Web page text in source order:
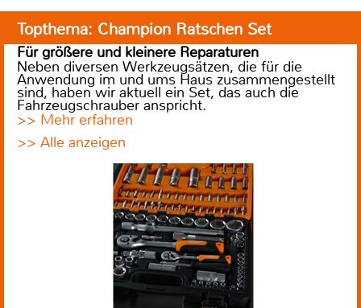
Topthema: Champion Ratschen Set
Für größere und kleinere Reparaturen
Neben diversen Werkzeugsätzen, die für die
Anwendung im und ums Haus zusammengestellt
sind, haben wir aktuell ein Set, das auch die
Fahrzeugschrauber anspricht.
>> Mehr erfahren
>> Alle anzeigen